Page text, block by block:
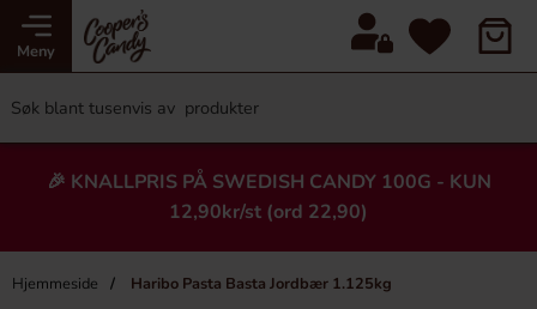
Meny
🎉 KNALLPRIS PÅ SWEDISH CANDY 100G - KUN
12,90kr/st (ord 22,90)
Hjemmeside Haribo Pasta Basta Jordbær 1.125kg